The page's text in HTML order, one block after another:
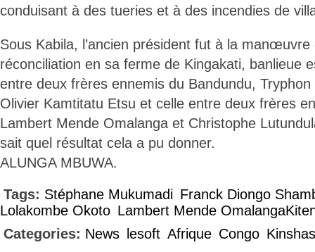
conduisant à des tueries et à des incendies de
Sous Kabila, l’ancien président fut à la
réconciliation en sa ferme de Kingakati, banlieue
entre deux frères ennemis du Bandundu,
Olivier Kamtitatu Etsu et celle entre deux frères
Lambert Mende Omalanga et Christophe
sait quel résultat cela a pu donner.
ALUNGA MBUWA.
Tags: Stéphane Mukumadi Franck Diongo
Lolakombe Okoto Lambert Mende
Categories: News lesoft Afrique Congo